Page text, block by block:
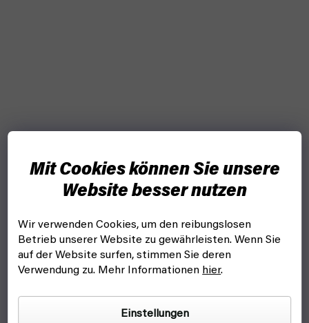
Mit Cookies können Sie unsere
Website besser nutzen
Wir verwenden Cookies, um den reibungslosen
Betrieb unserer Website zu gewährleisten. Wenn Sie
auf der Website surfen, stimmen Sie deren
Verwendung zu. Mehr Informationen hier.
Einstellungen